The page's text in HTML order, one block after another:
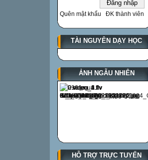
Quên mật khẩu ĐK thành viên
TÀI NGUYÊN DẠY HỌC
ẢNH NGẪU NHIÊN
HỖ TRỢ TRỰC TUYẾN